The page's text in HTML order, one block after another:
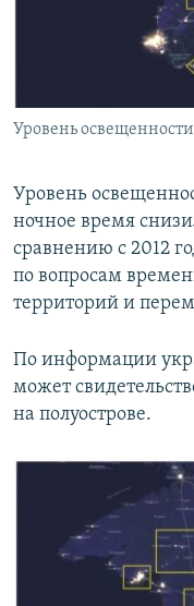
ПОБЕДИТЕЛЕЙ НЕ
КРЫМ.НЕПОКОРЕННЫЙ
УКРАИНСКАЯ
ПРИСОЕДИНЯЙТЕСЬ!
Уровень
Уровень
ночное время
сравнению с 2012
по вопросам
территорий и
По информации
может
на полуострове.